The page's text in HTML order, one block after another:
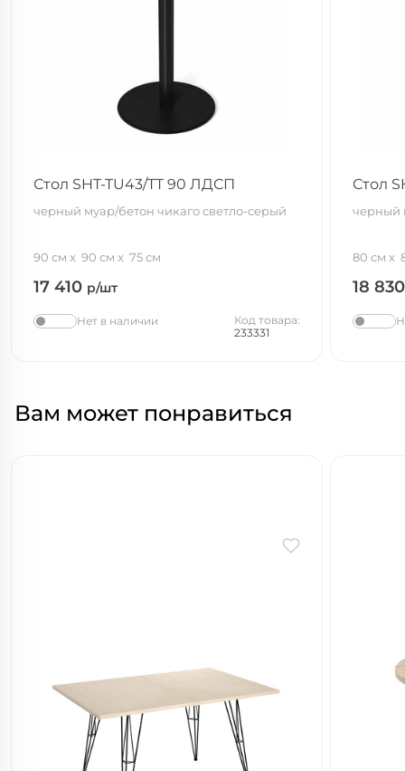
Стол SHT-TU43/TT 90 ЛДСП
черный муар/бетон чикаго светло-серый
90 см 90 см 75 см
17 410 р/шт
Нет в наличии
Код товара:
233331
Стол
черный
80 см
18
Вам может понравиться